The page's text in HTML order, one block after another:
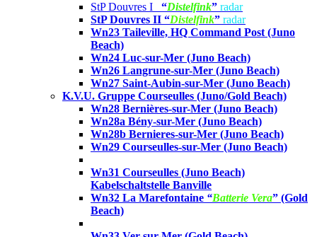
StP Douvres I “Distelfink” radar
StP Douvres II “Distelfink” radar
Wn23 Taileville, HQ Command Post (Juno
Beach)
Wn24 Luc-sur-Mer (Juno Beach)
Wn26 Langrune-sur-Mer (Juno Beach)
Wn27 Saint-Aubin-sur-Mer (Juno Beach)
K.V.U. Gruppe Courseulles (Juno/Gold Beach)
Wn28 Bernières-sur-Mer (Juno Beach)
Wn28a Bény-sur-Mer (Juno Beach)
Wn28b Bernieres-sur-Mer (Juno Beach)
Wn29 Courseulles-sur-Mer (Juno Beach)
Wn31 Courseulles (Juno Beach)
Kabelschaltstelle Banville
Wn32 La Marefontaine “Batterie Vera” (Gold
Beach)